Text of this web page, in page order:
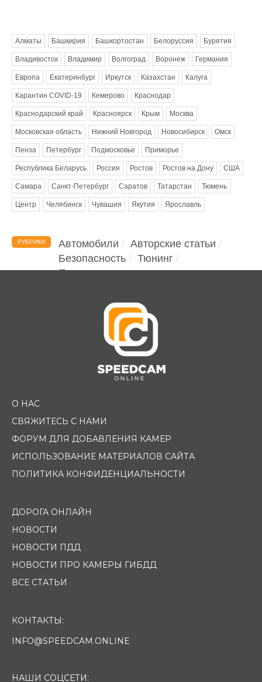
Алматы Башкирия Башкортостан Белоруссия Бурятия
Владивосток Владимир Волгоград Воронеж Германия
Европа Екатеринбург Иркутск Казахстан Калуга
Карантин COVID-19 Кемерово Краснодар
Краснодарский край Красноярск Крым Москва
Московская область Нижний Новгород Новосибирск Омск
Пенза Петербург Подмосковье Приморье
Республика Беларусь Россия Ростов Ростов на Дону США
Самара Санкт-Петербург Саратов Татарстан Тюмень
Центр Челябинск Чувашия Якутия Ярославль
РУБРИКИ Автомобили
Авторские статьи
Безопасность
Тюнинг
Помощь водителю
О НАС
СВЯЖИТЕСЬ С НАМИ
ФОРУМ ДЛЯ ДОБАВЛЕНИЯ КАМЕР
ИСПОЛЬЗОВАНИЕ МАТЕРИАЛОВ САЙТА
ПОЛИТИКА КОНФИДЕНЦИАЛЬНОСТИ
ДОРОГА ОНЛАЙН
НОВОСТИ
НОВОСТИ ПДД
НОВОСТИ ПРО КАМЕРЫ ГИБДД
ВСЕ СТАТЬИ
КОНТАКТЫ:
INFO@SPEEDCAM.ONLINE
НАШИ СОЦСЕТИ: